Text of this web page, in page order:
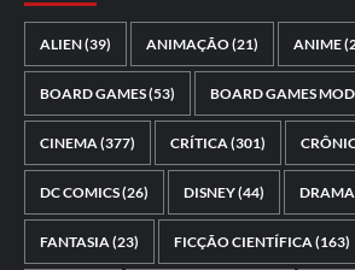
ALIEN(39) ANIMAÇÃO(21) ANIME
BOARD GAMES(53) BOARD GAMES
CINEMA(377) CRÍTICA(301)
DC COMICS(26) DISNEY(44) DRAMA
FANTASIA(23) FICÇÃO CIENTÍFICA(163)